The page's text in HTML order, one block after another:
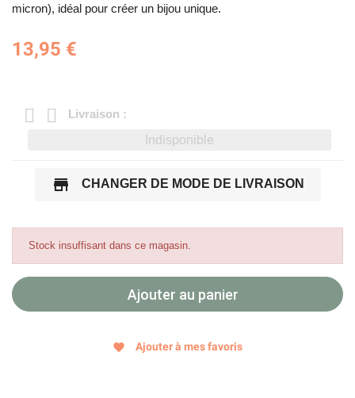
micron), idéal pour créer un bijou unique.
13,95 €
Livraison :
Indisponible
store CHANGER DE MODE DE LIVRAISON
Stock insuffisant dans ce magasin.
Ajouter au panier
favorite Ajouter à mes favoris